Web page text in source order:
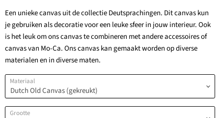
Een unieke canvas uit de collectie Deutsprachingen. Dit canvas kun
je gebruiken als decoratie voor een leuke sfeer in jouw interieur. Ook
is het leuk om ons canvas te combineren met andere accessoires of
canvas van Mo-Ca. Ons canvas kan gemaakt worden op diverse
materialen en in diverse maten.
Materiaal
Grootte